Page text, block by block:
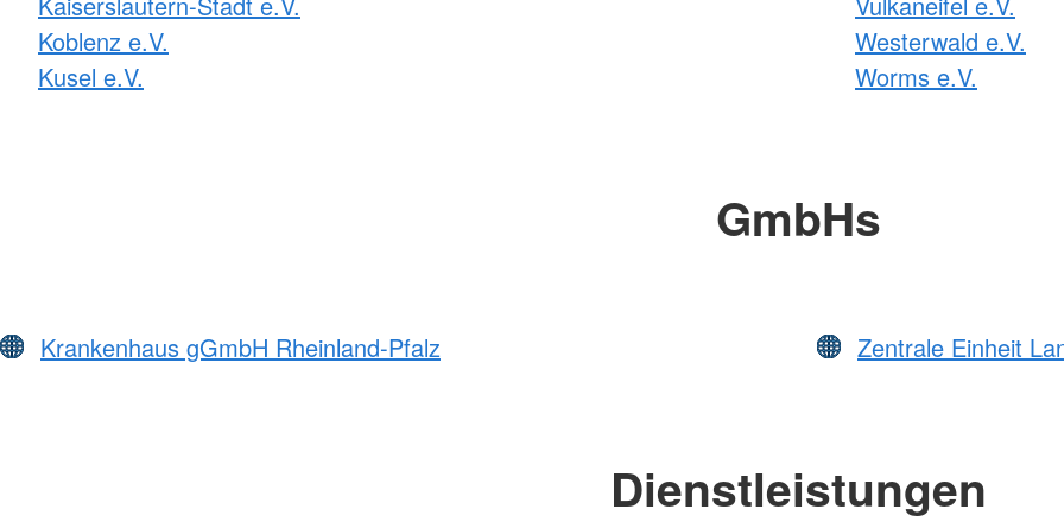
Koblenz e.V.
Kusel e.V.
Westerwald e.V.
Worms e.V.
GmbHs
Krankenhaus gGmbH Rheinland-Pfalz Zentrale Einheit
Dienstleistungen